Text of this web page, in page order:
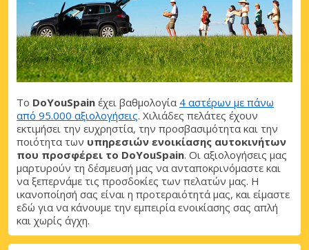
Μεγάλες εξοικονομήσεις
Αποκτήστε πρόσβαση σε αποκλειστικές
προσφορές συνεργατών
Το DoYouSpain έχει βαθμολογία 4 αστέρων με πάνω
από 95.000 αξιολογήσεις. Χιλιάδες πελάτες έχουν
εκτιμήσει την ευχρηστία, την προσβασιμότητα και την
ποιότητα των υπηρεσιών ενοικίασης αυτοκινήτων
που προσφέρει το DoYouSpain. Οι αξιολογήσεις μας
μαρτυρούν τη δέσμευσή μας να ανταποκρινόμαστε και
να ξεπερνάμε τις προσδοκίες των πελατών μας. Η
ικανοποίησή σας είναι η προτεραιότητά μας, και είμαστε
εδώ για να κάνουμε την εμπειρία ενοικίασης σας απλή
και χωρίς άγχη.